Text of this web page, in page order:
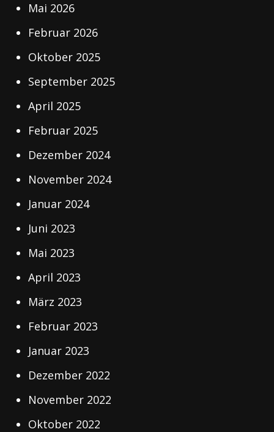
Mai 2026
Februar 2026
Oktober 2025
September 2025
April 2025
Februar 2025
Dezember 2024
November 2024
Januar 2024
Juni 2023
Mai 2023
April 2023
März 2023
Februar 2023
Januar 2023
Dezember 2022
November 2022
Oktober 2022